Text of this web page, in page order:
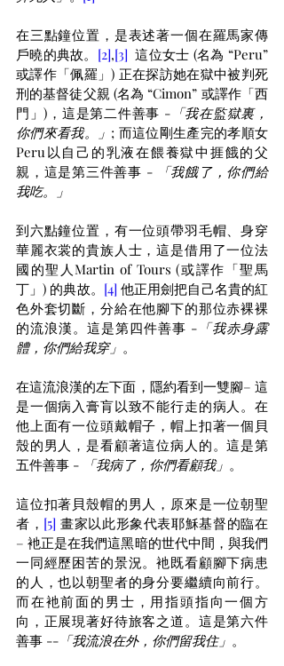
在三點鐘位置，是表述著一個在羅馬家傳
戶曉的典故。 [2],[3]
  這位女士 (名為 “Peru”
或譯作「佩羅」) 正在探訪她在獄中被判死
刑的基督徒父親 (名為 “Cimon” 或譯作「西
門」)，這是第二件善事 -「我在監獄裏，
你們來看我。」 ; 而這位剛生產完的孝順女
Peru以自己的乳液在餵養獄中捱餓的父
親，這是第三件善事 -
「我餓了，你們給
我吃。」
到六點鐘位置，有一位頭帶羽毛帽、身穿
華麗衣裳的貴族人士，這是借用了一位法
國的聖人Martin of Tours (或譯作「聖馬
丁」) 的典故。 [4] 他正用劍把自己名貴的紅
色外套切斷，分給在他腳下的那位赤裸裸
的流浪漢。這是第四件善事 - 「我赤身露
體，你們給我穿」 。
在這流浪漢的左下面，隱約看到一雙腳– 這
是一個病入膏肓以致不能行走的病人。在
他上面有一位頭戴帽子，帽上扣著一個貝
殼的男人，是看顧著這位病人的。這是第
五件善事 -
「我病了，你們看顧我」 。
這位扣著貝殼帽的男人，原來是一位朝聖
者， [5] 畫家以此形象代表耶穌基督的臨在
– 衪正是在我們這黑暗的世代中間，與我們
一同經歷困苦的景況。衪既看顧腳下病患
的人，也以朝聖者的身分要繼續向前行。
而在衪前面的男士，用指頭指向一個方
向，正展現著好待旅客之道。這是第六件
善事 -- 「我流浪在外，你們留我住」 。